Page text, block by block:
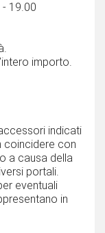
- 19.00
importo.
indicati
coincidere con
a causa della
portali.
eventuali
in